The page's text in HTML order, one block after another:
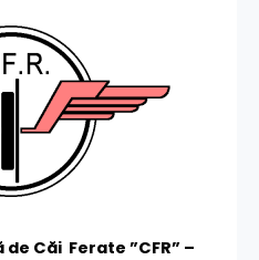
Căi Ferate ”CFR” –